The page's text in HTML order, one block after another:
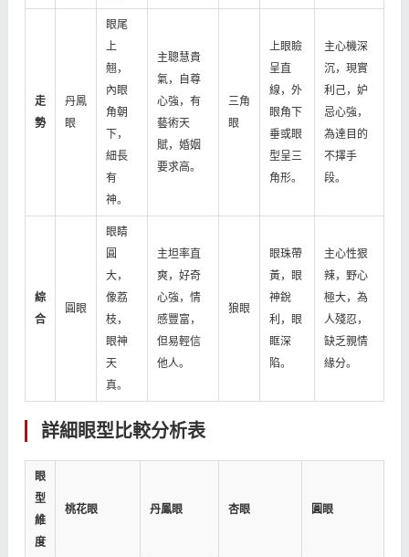
走
勢
丹鳳
眼
眼尾
上
翹，
內眼
角朝
下，
細長
有
神。
主聰慧貴
氣，自尊
心強，有
藝術天
賦，婚姻
要求高。
三角
眼
上眼瞼
呈直
線，外
眼角下
垂或眼
型呈三
角形。
主心機深
沉，現實
利己，妒
忌心強，
為達目的
不擇手
段。
綜
合
圓眼
眼睛
圓
大，
像荔
枝，
眼神
天
真。
主坦率直
爽，好奇
心強，情
感豐富，
但易輕信
他人。
狼眼
眼珠帶
黃，眼
神銳
利，眼
眶深
陷。
主心性狠
辣，野心
極大，為
人殘忍，
缺乏親情
緣分。
詳細眼型比較分析表
眼
型
維
度
桃花眼 丹鳳眼 杏眼 圓眼